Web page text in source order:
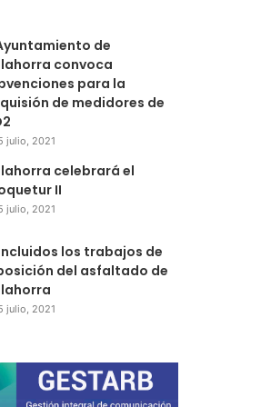
15 julio, 2021
de
de
convoca
para la
de medidores de
julio, 2021
celebrará el
II
julio, 2021
los trabajos de
del asfaltado de
julio, 2021